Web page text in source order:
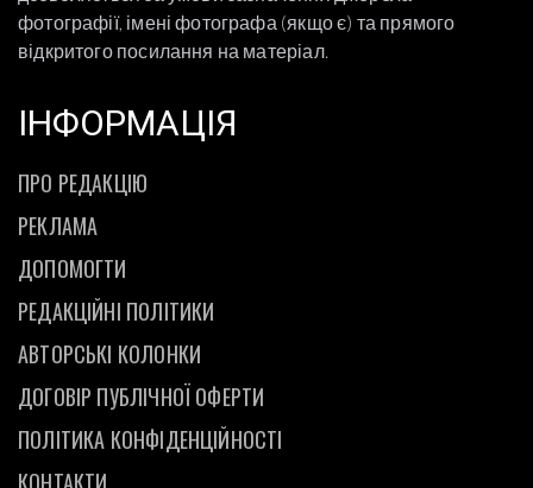
фотографії, імені фотографа (якщо є) та прямого
відкритого посилання на матеріал.
ІНФОРМАЦІЯ
ПРО РЕДАКЦІЮ
РЕКЛАМА
ДОПОМОГТИ
РЕДАКЦІЙНІ ПОЛІТИКИ
АВТОРСЬКІ КОЛОНКИ
ДОГОВІР ПУБЛІЧНОЇ ОФЕРТИ
ПОЛІТИКА КОНФІДЕНЦІЙНОСТІ